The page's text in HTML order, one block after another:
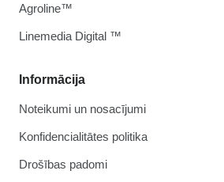
Informācija
Noteikumi un nosacījumi
Konfidencialitātes politika
Drošības padomi
Agroline™
Linemedia Digital ™